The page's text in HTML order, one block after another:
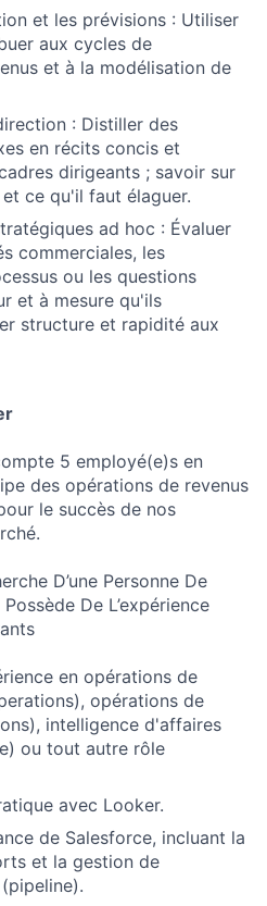
et les prévisions : Utiliser
aux cycles de
et à la modélisation de
: Distiller des
en récits concis et
dirigeants ; savoir sur
ce qu'il faut élaguer.
ad hoc : Évaluer
commerciales, les
ou les questions
et à mesure qu'ils
structure et rapidité aux
5 employé(e)s en
des opérations de revenus
le succès de nos
D’une Personne De
De L’expérience
en opérations de
opérations de
intelligence d'affaires
ou tout autre rôle
avec Looker.
de Salesforce, incluant la
et la gestion de